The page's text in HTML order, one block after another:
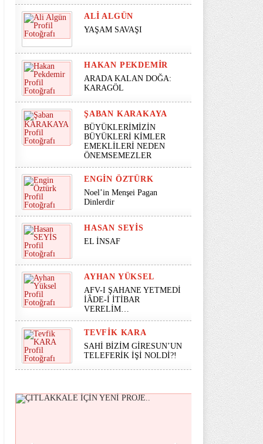
ALI ALGÜN
YAŞAM SAVAŞI
HAKAN PEKDEMIR
ARADA KALAN DOĞA:
KARAGÖL
ŞABAN KARAKAYA
BÜYÜKLERİMİZİN
BÜYÜKLERİ KİMLER
EMEKLİLERİ NEDEN
ÖNEMSEMEZLER
ENGIN ÖZTÜRK
Noel’in Menşei Pagan
Dinlerdir
HASAN SEYİS
EL İNSAF
AYHAN YÜKSEL
AFV-I ŞAHANE YETMEDİ
İÂDE-İ İTİBAR
VERELİM…
TEVFIK KARA
SAHİ BİZİM GİRESUN’UN
TELEFERİK İŞİ NOLDİ?!